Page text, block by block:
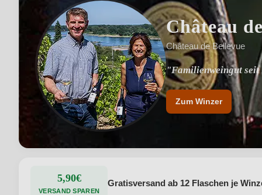
Château
Château de Bellevue
"Familienweingut
"Terroirgeprägte
Zum Winzer
5,90€
VERSAND SPAREN
Gratisversand ab 12 Flaschen je